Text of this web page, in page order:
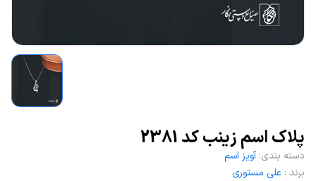
پلاک اسم زینب کد 2381
دسته بندی: آویز اسم
برند : علی مستوری